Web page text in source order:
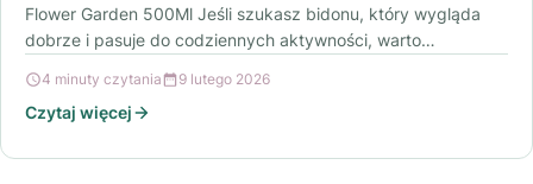
Flower Garden 500Ml Jeśli szukasz bidonu, który wygląda
dobrze i pasuje do codziennych aktywności, warto…
4 minuty czytania 9 lutego 2026
Czytaj więcej